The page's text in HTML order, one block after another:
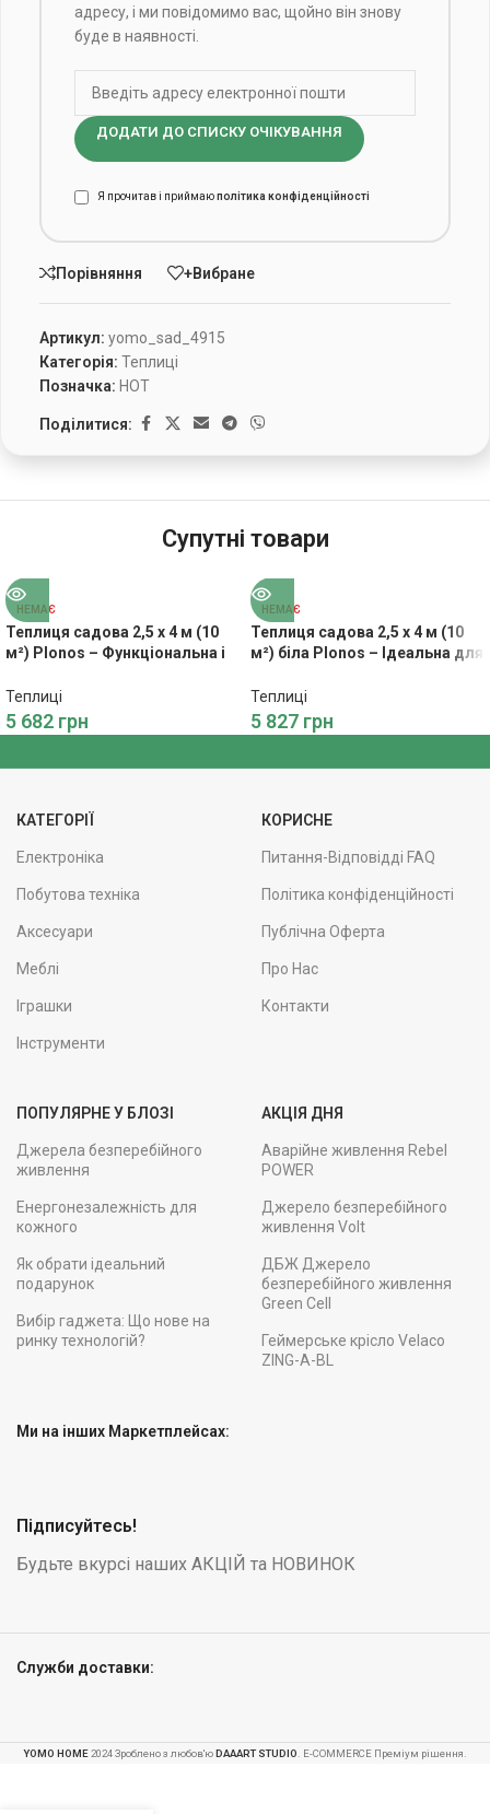
адресу, і ми повідомимо вас, щойно він знову
буде в наявності.
ДОДАТИ ДО СПИСКУ ОЧІКУВАННЯ
Я прочитав і приймаюполітика конфіденційності
Порівняння +Вибране
Артикул: yomo_sad_4915
Категорія: Теплиці
Позначка: HOT
Поділитися:
Супутні товари
НЕМАЄ
Теплиця садова 2,5 x 4 м (10
м²) Plonos – Функціональна і
Теплиці
5 682 грн
НЕМАЄ
Теплиця садова 2,5 x 4 м (10
м²) біла Plonos – Ідеальна для
Теплиці
5 827 грн
КАТЕГОРІЇ
Електроніка
Побутова техніка
Аксесуари
Меблі
Іграшки
Інструменти
КОРИСНЕ
Питання-Відповідді FAQ
Політика конфіденційності
Публічна Оферта
Про Нас
Контакти
ПОПУЛЯРНЕ У БЛОЗІ
Джерела безперебійного
живлення
Енергонезалежність для
кожного
Як обрати ідеальний
подарунок
Вибір гаджета: Що нове на
ринку технологій?
АКЦІЯ ДНЯ
Аварійне живлення Rebel
POWER
Джерело безперебійного
живлення Volt
ДБЖ Джерело
безперебійного живлення
Green Cell
Геймерське крісло Velaco
ZING-A-BL
Ми на інших Маркетплейсах:
Підписуйтесь!
Будьте вкурсі наших АКЦІЙ та НОВИНОК
Служби доставки:
YOMO HOME 2024 Зроблено з любов'юDAAART STUDIO . E-COMMERCE Преміум рішення.